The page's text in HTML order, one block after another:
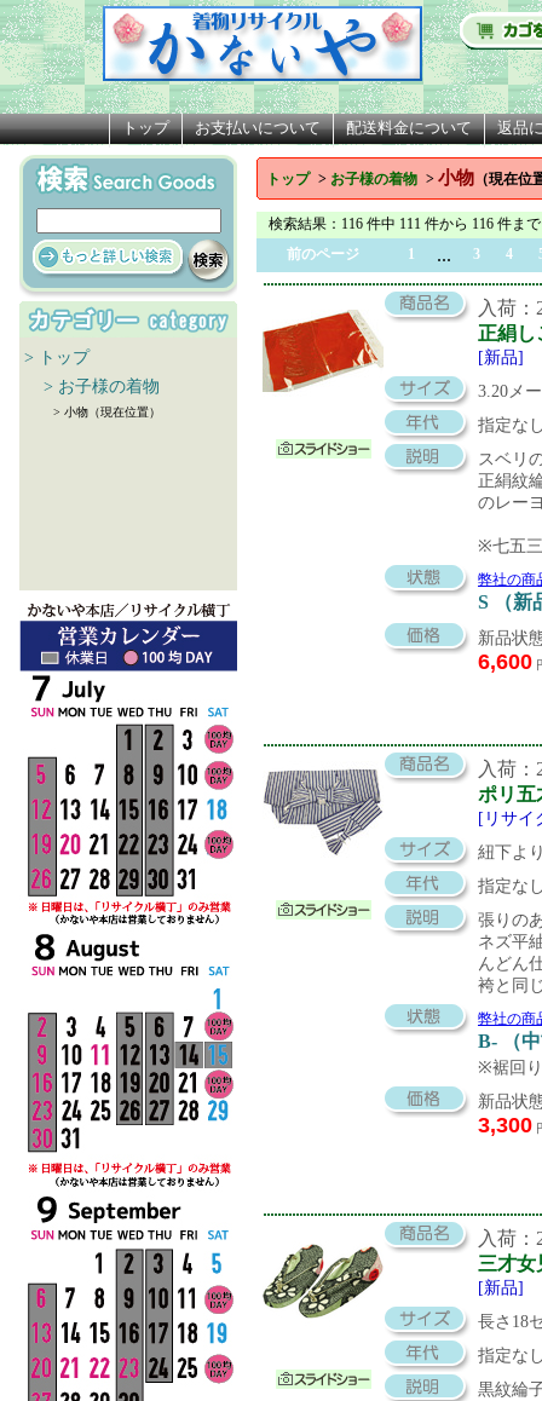
トップ お支払いについて 配送料金について 返品
> トップ
> お子様の着物
> 小物（現在位置）
トップ > お子様の着物 > 小物 （現在位
検索結果 ：116 件中 111 件から 116 件まで
前のページ
1 ... 3 4
入荷：
正絹し
[新品]
3.20メ
指定な
スベリ
正絹紋
のレー
※七五
弊社の商
S （新
新品状
6,600
入荷：
ポリ五
[リサイ
紐下よ
指定な
張りの
ネズ平
んどん
袴と同
弊社の商
B- （
※裾回
新品状
3,300
入荷：
三才女
[新品]
長さ18
指定な
黒紋綸